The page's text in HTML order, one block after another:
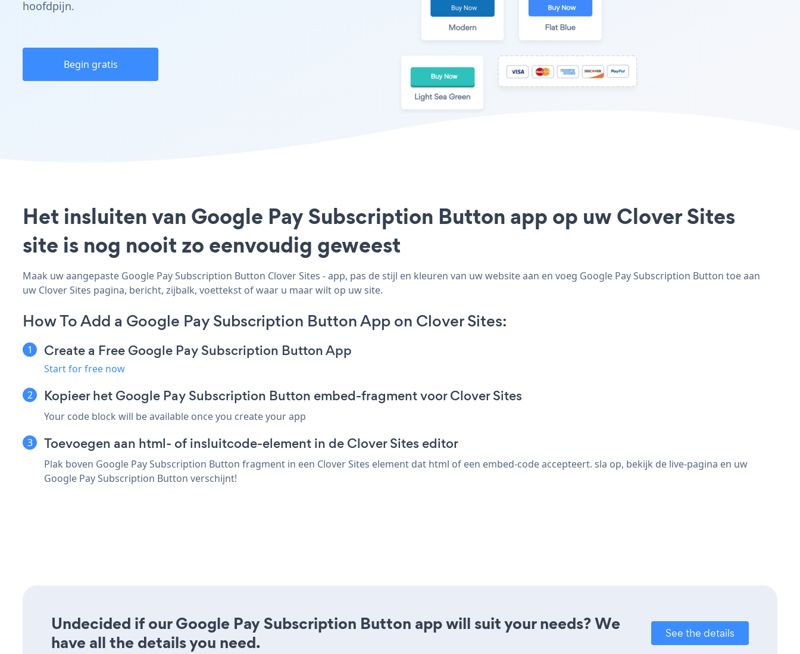
hoofdpijn.
Begin gratis
Het insluiten van Google Pay Subscription Button app op uw Clover Sites
site is nog nooit zo eenvoudig geweest
Maak uw aangepaste Google Pay Subscription Button Clover Sites - app, pas de stijl en kleuren van uw website aan en voeg Google Pay Subscription Button toe aan
uw Clover Sites pagina, bericht, zijbalk, voettekst of waar u maar wilt op uw site.
How To Add a Google Pay Subscription Button App on Clover Sites:
Create a Free Google Pay Subscription Button App
Start for free now
Kopieer het Google Pay Subscription Button embed-fragment voor Clover Sites
Your code block will be available once you create your app
Toevoegen aan html- of insluitcode-element in de Clover Sites editor
Plak boven Google Pay Subscription Button fragment in een Clover Sites element dat html of een embed-code accepteert. sla op, bekijk de live-pagina en uw
Google Pay Subscription Button verschijnt!
Undecided if our Google Pay Subscription Button app will suit your needs? We
have all the details you need.
See the details